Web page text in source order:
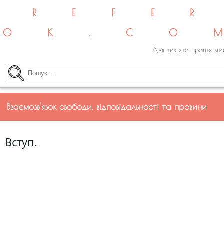
Для тих хто прагне
Взаємозв’язок свободи, відповідальності та провини
Вступ.